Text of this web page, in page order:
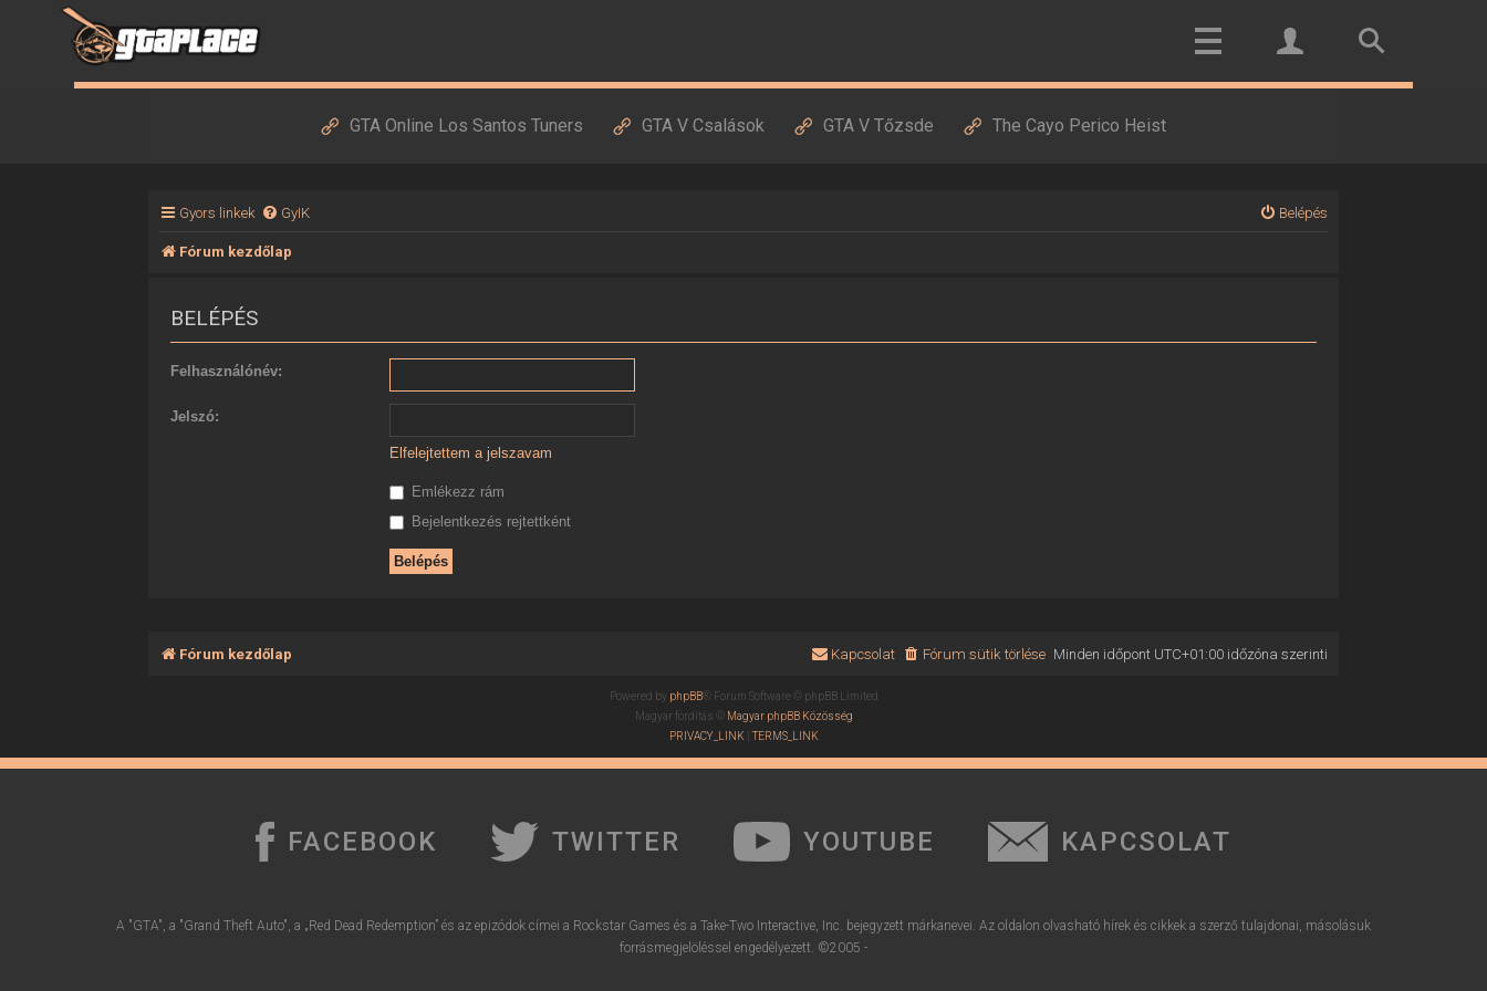
GTA Online Los Santos Tuners GTA V Csalások GTA V Tőzsde The Cayo Perico Heist
Gyors linkek GyIK Belépés
Fórum kezdőlap
BELÉPÉS
Felhasználónév:
Jelszó:
Elfelejtettem a jelszavam
Emlékezz rám
Bejelentkezés rejtettként
Fórum kezdőlap Minden időpont UTC+01:00időzóna szerinti
Fórum sütik törlése
Kapcsolat
Powered by phpBB® Forum Software © phpBB Limited
Magyar fordítás © Magyar phpBB Közösség
PRIVACY_LINK |TERMS_LINK
FACEBOOK TWITTER YOUTUBE KAPCSOLAT
A "GTA", a "Grand Theft Auto", a „Red Dead Redemption” és az epizódok címei a Rockstar Games és a Take-Two Interactive, Inc. bejegyzett márkanevei. Az oldalon olvasható hírek és cikkek a szerző tulajdonai, másolásuk
forrásmegjelöléssel engedélyezett. ©2005 -